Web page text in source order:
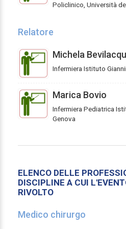
Policlinico, Università
Relatore
Michela
Infermiera Istituto
Marica Bovio
Infermiera Pediatrica
Genova
ELENCO DELLE
DISCIPLINE A CUI
RIVOLTO
Medico chirurgo